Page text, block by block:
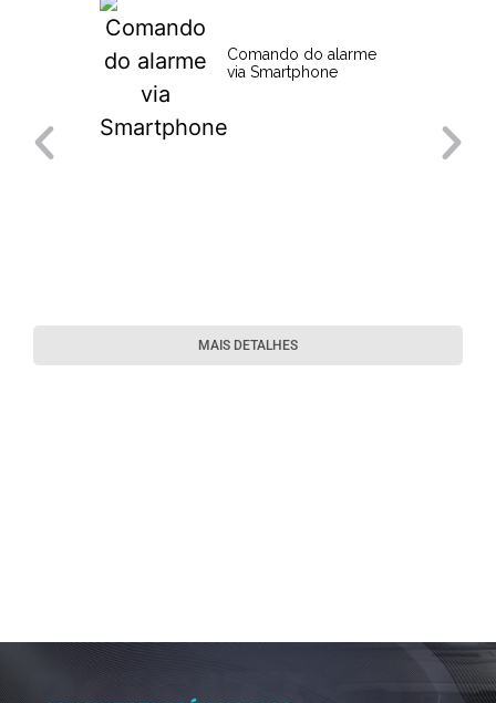
Comando do alarme
via Smartphone
MAIS DETALHES